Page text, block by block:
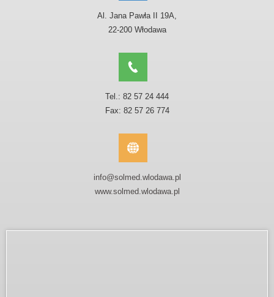
Al. Jana Pawła II 19A,
22-200 Włodawa
Tel.: 82 57 24 444
Fax: 82 57 26 774
info@solmed.wlodawa.pl
www.solmed.wlodawa.pl